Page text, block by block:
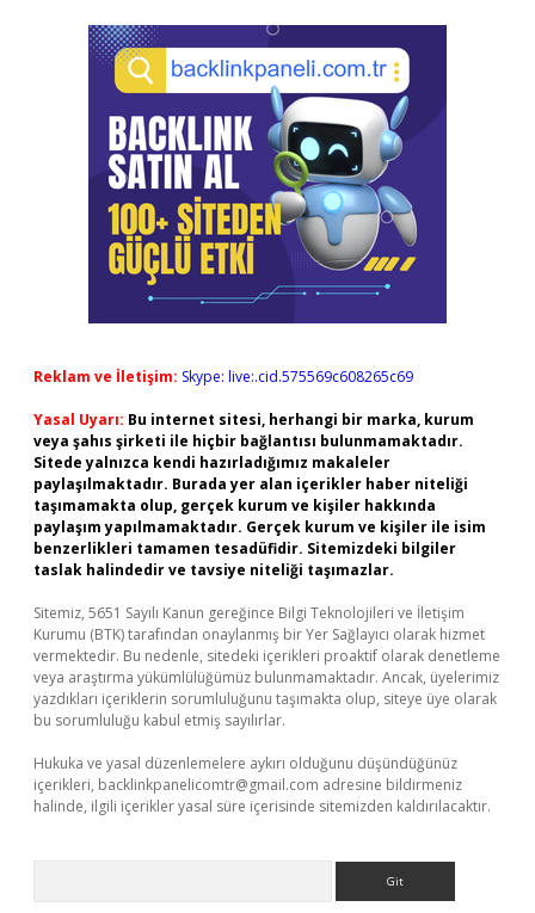
Reklam ve İletişim: Skype: live:.cid.575569c608265c69
Yasal Uyarı: Bu internet sitesi, herhangi bir marka, kurum
veya şahıs şirketi ile hiçbir bağlantısı bulunmamaktadır.
Sitede yalnızca kendi hazırladığımız makaleler
paylaşılmaktadır. Burada yer alan içerikler haber niteliği
taşımamakta olup, gerçek kurum ve kişiler hakkında
paylaşım yapılmamaktadır. Gerçek kurum ve kişiler ile isim
benzerlikleri tamamen tesadüfidir. Sitemizdeki bilgiler
taslak halindedir ve tavsiye niteliği taşımazlar.
Sitemiz, 5651 Sayılı Kanun gereğince Bilgi Teknolojileri ve İletişim
Kurumu (BTK) tarafından onaylanmış bir Yer Sağlayıcı olarak hizmet
vermektedir. Bu nedenle, sitedeki içerikleri proaktif olarak denetleme
veya araştırma yükümlülüğümüz bulunmamaktadır. Ancak, üyelerimiz
yazdıkları içeriklerin sorumluluğunu taşımakta olup, siteye üye olarak
bu sorumluluğu kabul etmiş sayılırlar.
Hukuka ve yasal düzenlemelere aykırı olduğunu düşündüğünüz
içerikleri, backlinkpanelicomtr@gmail.com adresine bildirmeniz
halinde, ilgili içerikler yasal süre içerisinde sitemizden kaldırılacaktır.